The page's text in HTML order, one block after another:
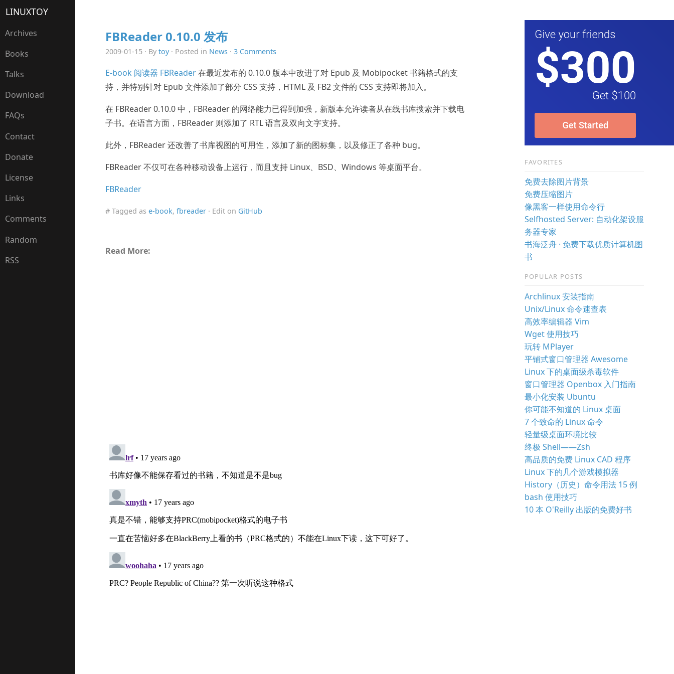
LINUXTOY
Archives
Books
Talks
Download
FAQs
Contact
Donate
License
Links
Comments
Random
RSS
FBReader 0.10.0 发布
2009-01-15 · By toy· Posted in News· 3 Comments
E-book 阅读器 FBReader在最近发布的 0.10.0 版本中改进了对 Epub 及 Mobipocket 书籍格式的支
持，并特别针对 Epub 文件添加了部分 CSS 支持，HTML 及 FB2 文件的 CSS 支持即将加入。
在 FBReader 0.10.0 中，FBReader 的网络能力已得到加强，新版本允许读者从在线书库搜索并下载电
子书。在语言方面，FBReader 则添加了 RTL 语言及双向文字支持。
此外，FBReader 还改善了书库视图的可用性，添加了新的图标集，以及修正了各种 bug。
FBReader 不仅可在各种移动设备上运行，而且支持 Linux、BSD、Windows 等桌面平台。
FBReader
# Tagged as e-book, fbreader· Edit on GitHub
Read More:
FAVORITES
免费去除图片背景
免费压缩图片
像黑客一样使用命令行
Selfhosted Server: 自动化架设服
务器专家
书海泛舟 · 免费下载优质计算机图
书
POPULAR POSTS
Archlinux 安装指南
Unix/Linux 命令速查表
高效率编辑器 Vim
Wget 使用技巧
玩转 MPlayer
平铺式窗口管理器 Awesome
Linux 下的桌面级杀毒软件
窗口管理器 Openbox 入门指南
最小化安装 Ubuntu
你可能不知道的 Linux 桌面
7 个致命的 Linux 命令
轻量级桌面环境比较
终极 Shell——Zsh
高品质的免费 Linux CAD 程序
Linux 下的几个游戏模拟器
History（历史）命令用法 15 例
bash 使用技巧
10 本 O'Reilly 出版的免费好书